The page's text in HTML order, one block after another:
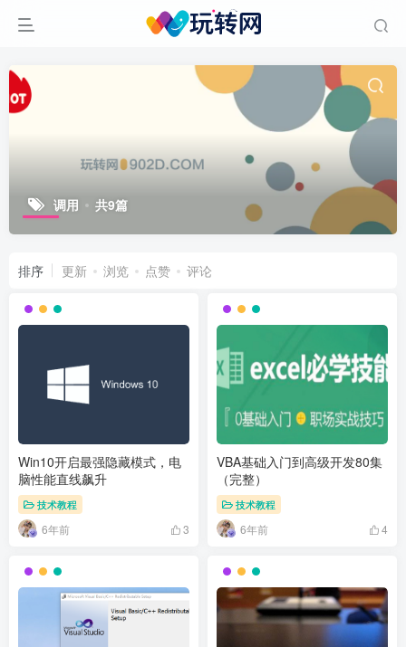
调用 共9篇
排序 更新 浏览 点赞 评论
Win10开启最强隐藏模式，电
脑性能直线飙升
技术教程
6年前 3
VBA基础入门到高级开发80集
（完整）
技术教程
6年前 4